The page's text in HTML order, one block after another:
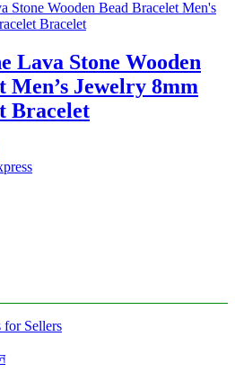
Lava Stone Wooden
Men’s Jewelry 8mm
Bracelet
for Sellers